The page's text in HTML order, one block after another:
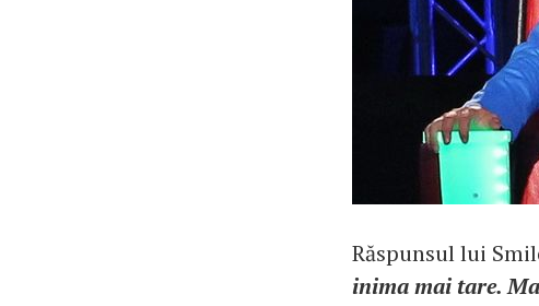
Răspunsul lui
inima mai tare.